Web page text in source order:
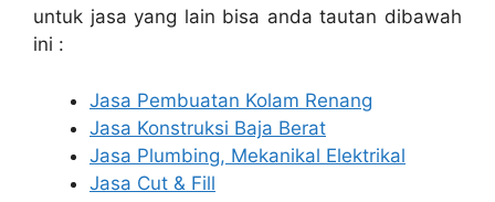
untuk jasa yang lain bisa anda tautan dibawah
ini :
Jasa Pembuatan Kolam Renang
Jasa Konstruksi Baja Berat
Jasa Plumbing, Mekanikal Elektrikal
Jasa Cut & Fill